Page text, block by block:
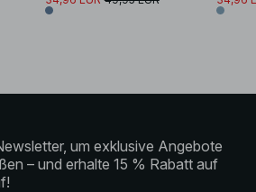
um exklusive Angebote
– und erhalte 15 % Rabatt auf